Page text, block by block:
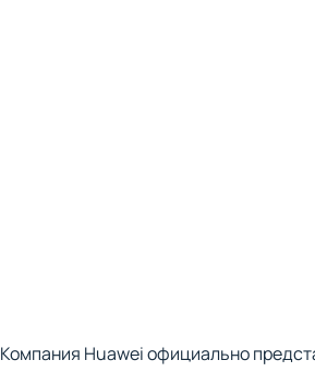
Компания Huawei официально